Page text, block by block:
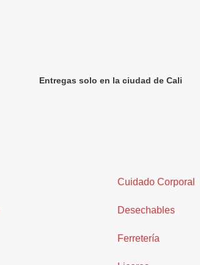
Entregas solo en la ciudad de Cali
Cuidado Corporal
Desechables
Ferretería